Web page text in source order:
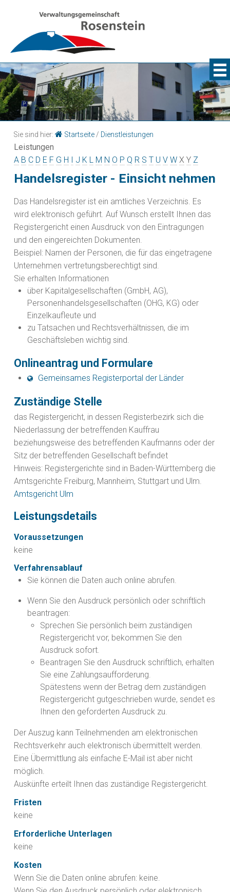
Sie sind hier: Startseite / Dienstleistungen
Leistungen
A B C D E F G H I J K L M N O P Q R S T U V W X Y Z
Handelsregister - Einsicht nehmen
Das Handelsregister ist ein amtliches Verzeichnis. Es
wird elektronisch geführt. Auf Wunsch erstellt Ihnen das
Registergericht einen Ausdruck von den Eintragungen
und den eingereichten Dokumenten.
Beispiel: Namen der Personen, die für das eingetragene
Unternehmen vertretungsberechtigt sind.
Sie erhalten Informationen
über Kapitalgesellschaften (GmbH, AG),
Personenhandelsgesellschaften (OHG, KG) oder
Einzelkaufleute und
zu Tatsachen und Rechtsverhältnissen, die im
Geschäftsleben wichtig sind.
Onlineantrag und Formulare
Gemeinsames Registerportal der Länder
Zuständige Stelle
das Registergericht, in dessen Registerbezirk sich die
Niederlassung der betreffenden Kauffrau
beziehungsweise des betreffenden Kaufmanns oder der
Sitz der betreffenden Gesellschaft befindet
Hinweis: Registergerichte sind in Baden-Württemberg die
Amtsgerichte Freiburg, Mannheim, Stuttgart und Ulm.
Amtsgericht Ulm
Leistungsdetails
Voraussetzungen
keine
Verfahrensablauf
Sie können die Daten auch online abrufen.
Wenn Sie den Ausdruck persönlich oder schriftlich
beantragen:
Sprechen Sie persönlich beim zuständigen
Registergericht vor, bekommen Sie den
Ausdruck sofort.
Beantragen Sie den Ausdruck schriftlich, erhalten
Sie eine Zahlungsaufforderung.
Spätestens wenn der Betrag dem zuständigen
Registergericht gutgeschrieben wurde, sendet es
Ihnen den geforderten Ausdruck zu.
Der Auszug kann Teilnehmenden am elektronischen
Rechtsverkehr auch elektronisch übermittelt werden.
Eine Übermittlung als einfache E-Mail ist aber nicht
möglich.
Auskünfte erteilt Ihnen das zuständige Registergericht.
Fristen
keine
Erforderliche Unterlagen
keine
Kosten
Wenn Sie die Daten online abrufen: keine.